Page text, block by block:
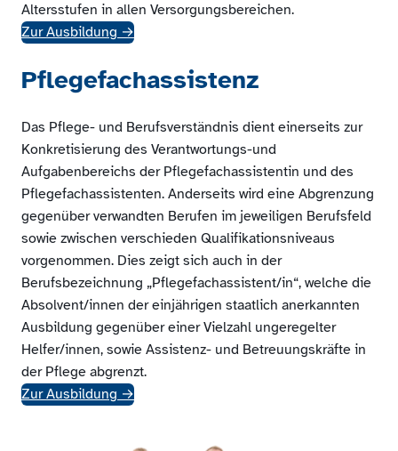
Altersstufen in allen Versorgungsbereichen.
Zur Ausbildung →
Pflegefachassistenz
Das Pflege- und Berufsverständnis dient einerseits zur
Konkretisierung des Verantwortungs-und
Aufgabenbereichs der Pflegefachassistentin und des
Pflegefachassistenten. Anderseits wird eine Abgrenzung
gegenüber verwandten Berufen im jeweiligen Berufsfeld
sowie zwischen verschieden Qualifikationsniveaus
vorgenommen. Dies zeigt sich auch in der
Berufsbezeichnung „Pflegefachassistent/in“, welche die
Absolvent/innen der einjährigen staatlich anerkannten
Ausbildung gegenüber einer Vielzahl ungeregelter
Helfer/innen, sowie Assistenz- und Betreuungskräfte in
der Pflege abgrenzt.
Zur Ausbildung →